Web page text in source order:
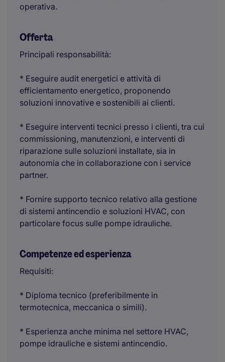
operativa.
Offerta
Principali responsabilità:
* Eseguire audit energetici e attività di
efficientamento energetico, proponendo
soluzioni innovative e sostenibili ai clienti.
* Eseguire interventi tecnici presso i clienti, tra cui
commissioning, manutenzioni, e interventi di
riparazione sulle soluzioni installate, sia in
autonomia che in collaborazione con i service
partner.
* Fornire supporto tecnico relativo alla gestione
di sistemi antincendio e soluzioni HVAC, con
particolare focus sulle pompe idrauliche.
Competenze ed esperienza
Requisiti:
* Diploma tecnico (preferibilmente in
termotecnica, meccanica o simili).
* Esperienza anche minima nel settore HVAC,
pompe idrauliche e sistemi antincendio.